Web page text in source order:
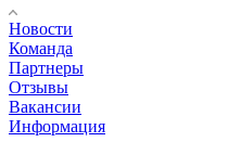
Новости
Команда
Партнеры
Отзывы
Вакансии
Информация